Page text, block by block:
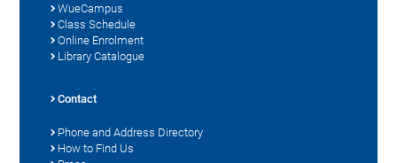
WueCampus
Class Schedule
Online Enrolment
Library Catalogue
Contact
Phone and Address Directory
How to Find Us